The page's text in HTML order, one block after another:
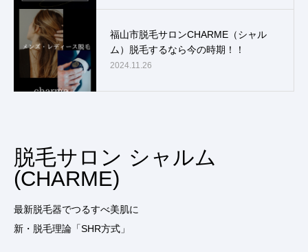
福山市脱毛サロンCHARME（シャル
ム）脱毛するなら今の時期！！
2024.11.26
脱毛サロン シャルム
(CHARME)
最新脱毛器でつるすべ美肌に
新・脱毛理論「SHR方式」